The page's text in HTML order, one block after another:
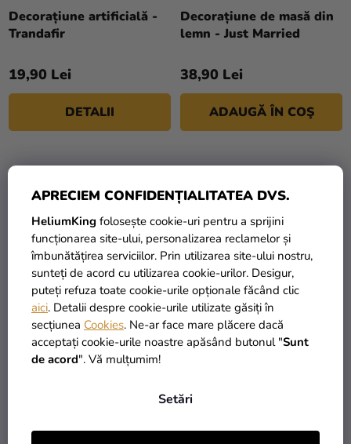
APRECIEM CONFIDENȚIALITATEA DVS.
HeliumKing folosește cookie-uri pentru a sprijini
funcționarea site-ului, personalizarea reclamelor și
îmbunătățirea serviciilor. Prin utilizarea site-ului nostru,
sunteți de acord cu utilizarea cookie-urilor. Desigur,
puteți refuza toate cookie-urile opționale făcând clic
aici. Detalii despre cookie-urile utilizate găsiți în
secțiunea Cookies. Ne-ar face mare plăcere dacă
acceptați cookie-urile noastre apăsând butonul "Sunt
de acord". Vă mulțumim!
Setări
Decorațiune artificială -
Trandafir
19,90 Lei
DETALII
Decorațiune de masă din
lemn - Just Married
38,90 Lei
ADAUGĂ ÎN COŞ
Decorațiune de nuntă -
Natural
ADAUGĂ ÎN COŞ
Decoratiune din lemn -
Litera C albă
19,90 Lei
ADAUGĂ ÎN COŞ